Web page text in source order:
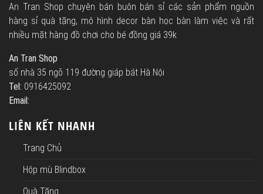
An Tran Shop chuyên bán buôn bán sỉ các sản phẩm nguồn
hàng sỉ quà tặng, mô hình decor bàn học bàn làm việc và rất
nhiều mặt hàng đồ chơi cho bé đồng giá 39k
An Tran Shop
số nhà 35 ngõ 119 đường giáp bát Hà Nội
Tel: 0916425092
Email:
LIÊN KẾT NHANH
Trang Chủ
Hộp mù Blindbox
Quà Tặng